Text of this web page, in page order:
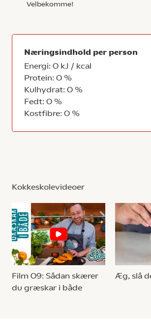
Velbekomme!
Næringsindhold per person
Energi: 0 kJ / kcal
Protein: 0 %
Kulhydrat: 0 %
Fedt: 0 %
Kostfibre: 0 %
Kokkeskolevideoer
Film 09: Sådan skærer
du græskar i både
Æg, slå